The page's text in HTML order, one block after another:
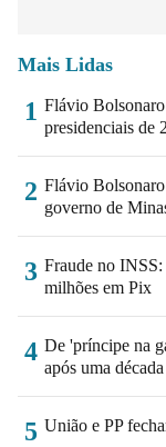
Mais Lidas
1 Flávio Bolsonaro
presidenciais de
2 Flávio
governo de
3 Fraude no INSS:
milhões em Pix
4 De 'príncipe na
após uma
5 União e PP